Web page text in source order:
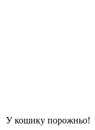
У кошику порожньо!